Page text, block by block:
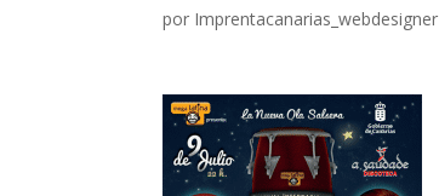
por Imprentacanarias_webdesigner